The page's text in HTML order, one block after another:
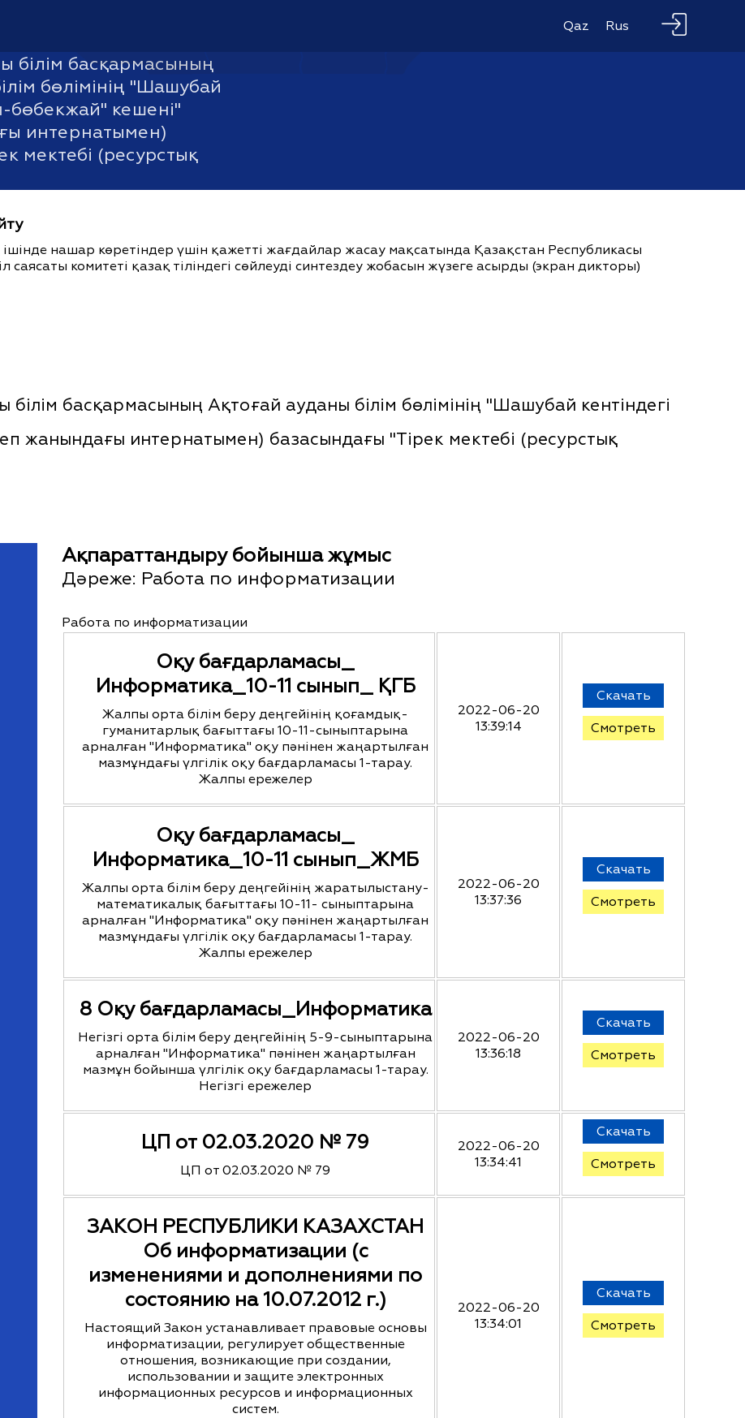
Qaz Rus
білім басқармасының
бөлімінің "Шашубай
бөбекжай" кешені"
интернатымен)
мектебі (ресурстық
ішінде нашар көретіндер үшін қажетті жағдайлар жасау мақсатында Қазақстан Республикасы
саясаты комитеті қазақ тіліндегі сөйлеуді синтездеу жобасын жүзеге асырды (экран дикторы)
басқармасының Ақтоғай ауданы білім бөлімінің "Шашубай кентіндегі
жанындағы интернатымен) базасындағы "Тірек мектебі (ресурстық
Ақпараттандыру бойынша жұмыс
Дәреже: Работа по информатизации
Работа по информатизации
Оқу бағдарламасы_
Информатика_10-11 сынып_ ҚГБ
Жалпы орта білім беру деңгейінің қоғамдық-
гуманитарлық бағыттағы 10-11-сыныптарына
арналған "Информатика" оқу пәнінен жаңартылған
мазмұндағы үлгілік оқу бағдарламасы 1-тарау.
Жалпы ережелер
2022-06-20
13:39:14
Скачать
Смотреть
Оқу бағдарламасы_
Информатика_10-11 сынып_ЖМБ
Жалпы орта білім беру деңгейінің жаратылыстану-
математикалық бағыттағы 10-11- сыныптарына
арналған "Информатика" оқу пәнінен жаңартылған
мазмұндағы үлгілік оқу бағдарламасы 1-тарау.
Жалпы ережелер
2022-06-20
13:37:36
Скачать
Смотреть
8 Оқу бағдарламасы_Информатика
Негізгі орта білім беру деңгейінің 5-9-сыныптарына
арналған "Информатика" пәнінен жаңартылған
мазмұн бойынша үлгілік оқу бағдарламасы 1-тарау.
Негізгі ережелер
2022-06-20
13:36:18
Скачать
Смотреть
ЦП от 02.03.2020 № 79
ЦП от 02.03.2020 № 79
2022-06-20
13:34:41
Скачать
Смотреть
ЗАКОН РЕСПУБЛИКИ КАЗАХСТАН
Об информатизации (с
изменениями и дополнениями по
состоянию на 10.07.2012 г.)
Настоящий Закон устанавливает правовые основы
информатизации, регулирует общественные
отношения, возникающие при создании,
использовании и защите электронных
информационных ресурсов и информационных
систем.
2022-06-20
13:34:01
Скачать
Смотреть